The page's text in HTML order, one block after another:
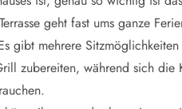
geht fast ums ganze
gibt mehrere
zubereiten, während sich